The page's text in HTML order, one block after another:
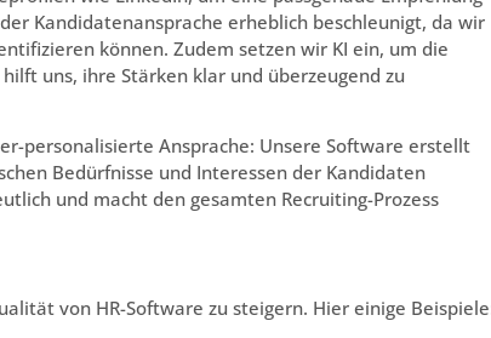
Kandidatenansprache erheblich beschleunigt, da wir
können. Zudem setzen wir KI ein, um die
uns, ihre Stärken klar und überzeugend zu
personalisierte Ansprache: Unsere Software erstellt
Bedürfnisse und Interessen der Kandidaten
und macht den gesamten Recruiting-Prozess
von HR-Software zu steigern. Hier einige